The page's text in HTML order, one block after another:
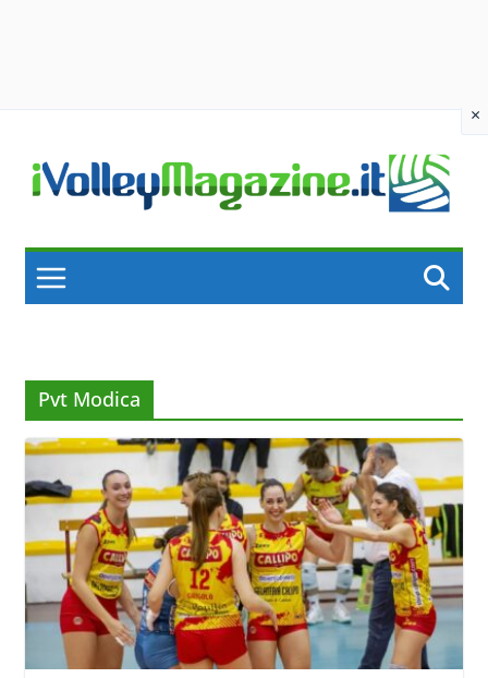
×
content
Pvt Modica